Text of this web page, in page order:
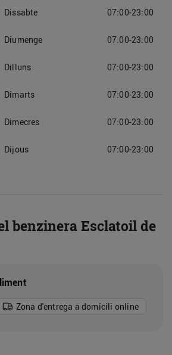
Dissabte 07:00-23:00
Diumenge 07:00-23:00
Dilluns 07:00-23:00
Dimarts 07:00-23:00
Dimecres 07:00-23:00
Dijous 07:00-23:00
benzinera Esclatoil de
Zona d'entrega a domicili online